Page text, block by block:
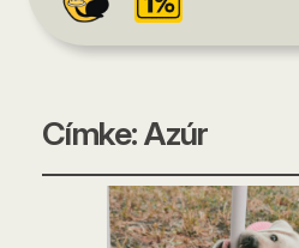
Címke:Azúr